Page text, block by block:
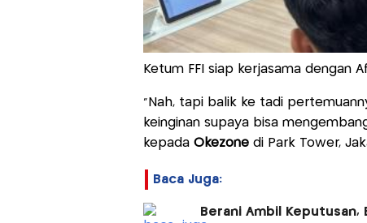
Ketum FFI siap kerjasama dengan
"Nah, tapi balik ke tadi
keinginan supaya bisa
kepada Okezonedi Park Tower,
Baca Juga:
Berani Ambil Keputusan,